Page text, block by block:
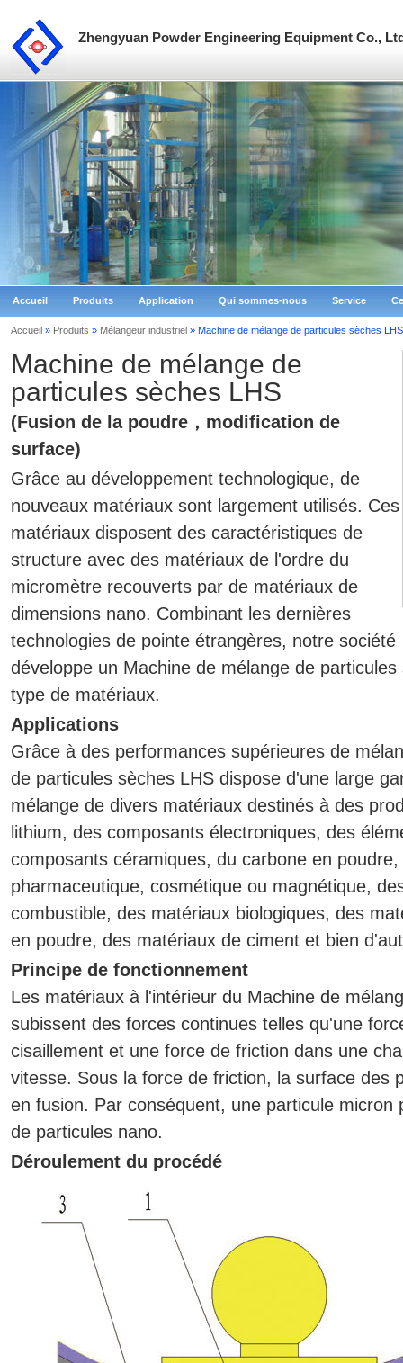
Zhengyuan Powder Engineering Equipment Co.,
Accueil Produits Application Qui sommes-nous Service
Accueil » Produits » Mélangeur industriel » Machine de mélange de particules sèches LHS
Machine de mélange de
particules sèches LHS
(Fusion de la poudre，modification de
surface)
Grâce au développement technologique, de
nouveaux matériaux sont largement utilisés. Ces
matériaux disposent des caractéristiques de
structure avec des matériaux de l'ordre du
micromètre recouverts par de matériaux de
dimensions nano. Combinant les dernières
technologies de pointe étrangères, notre société
développe un Machine de mélange de
type de matériaux.
Applications
Grâce à des performances supérieures de
de particules sèches LHS dispose d'une large
mélange de divers matériaux destinés à des
lithium, des composants électroniques, des
composants céramiques, du carbone en
pharmaceutique, cosmétique ou magnétique,
combustible, des matériaux biologiques, des
en poudre, des matériaux de ciment et bien
Principe de fonctionnement
Les matériaux à l'intérieur du Machine de
subissent des forces continues telles qu'une
cisaillement et une force de friction dans une
vitesse. Sous la force de friction, la surface des
en fusion. Par conséquent, une particule
de particules nano.
Déroulement du procédé